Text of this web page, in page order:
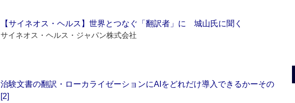
【サイネオス・ヘルス】世界とつなぐ「翻訳者」に 城山氏に聞く
サイネオス・ヘルス・ジャパン株式会社
治験文書の翻訳・ローカライゼーションにAIをどれだけ導入できるかーその
[2]